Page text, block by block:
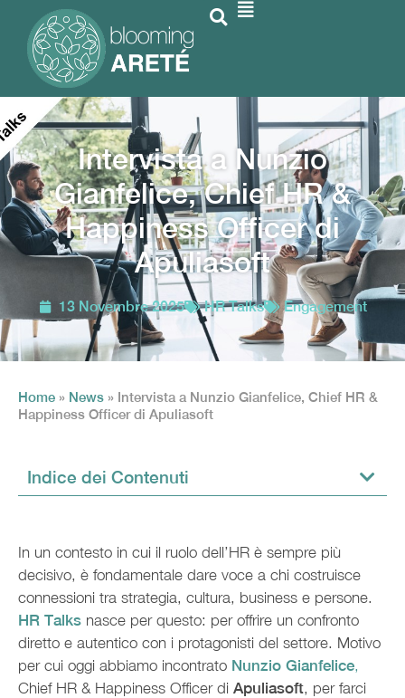
Intervista a Nunzio
Gianfelice, Chief HR &
Happiness Officer di
Apuliasoft
13 Novembre 2025 HR Talks Engagement
Home » News » Intervista a Nunzio Gianfelice, Chief HR &
Happiness Officer di Apuliasoft
Indice dei Contenuti
In un contesto in cui il ruolo dell’HR è sempre più
decisivo, è fondamentale dare voce a chi costruisce
connessioni tra strategia, cultura, business e persone.
HR Talks nasce per questo: per offrire un confronto
diretto e autentico con i protagonisti del settore. Motivo
per cui oggi abbiamo incontrato Nunzio Gianfelice,
Chief HR & Happiness Officer di Apuliasoft, per farci